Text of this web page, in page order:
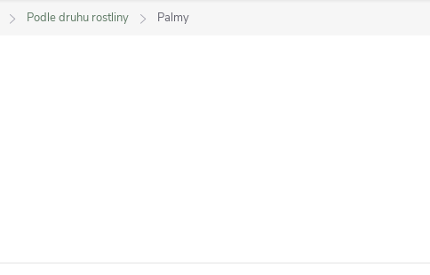
Podle druhu rostliny Palmy